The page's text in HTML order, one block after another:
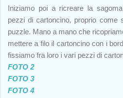
Iniziamo poi a ricreare la
pezzi di cartoncino, proprio come
puzzle. Mano a mano che
mettere a filo il cartoncino con i
fissiamo fra loro i vari pezzi di
FOTO 2
FOTO 3
FOTO 4